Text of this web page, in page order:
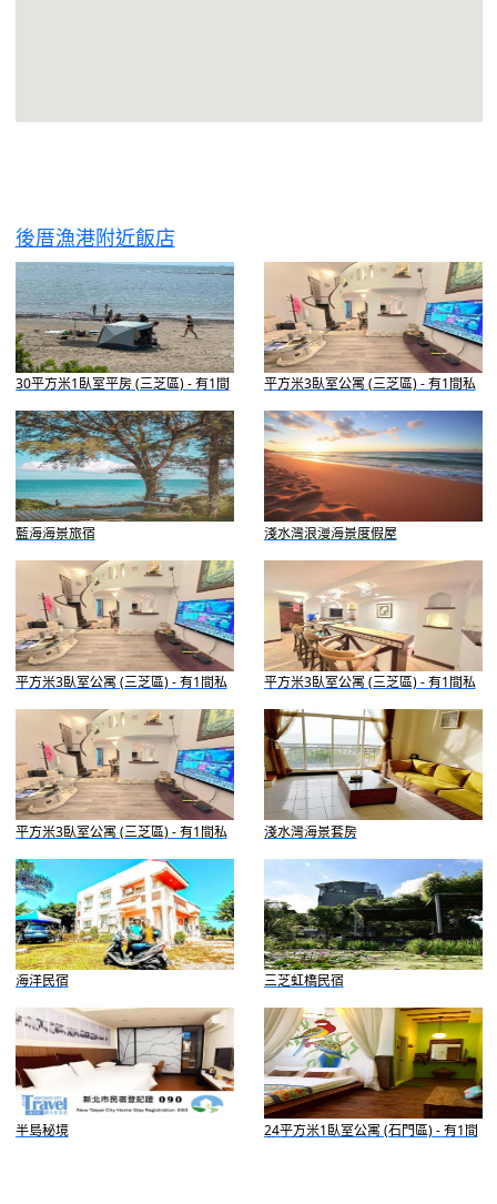
後厝漁港附近飯店
30平方米1臥室平房 (三芝區) - 有1間
私人浴室
平方米3臥室公寓 (三芝區) - 有1間私
人浴室
藍海海景旅宿 淺水灣浪漫海景度假屋
平方米3臥室公寓 (三芝區) - 有1間私
人浴室
平方米3臥室公寓 (三芝區) - 有1間私
人浴室
平方米3臥室公寓 (三芝區) - 有1間私
人浴室
淺水灣海景套房
海洋民宿 三芝虹橋民宿
半島秘境 24平方米1臥室公寓 (石門區) - 有1間
私人浴室